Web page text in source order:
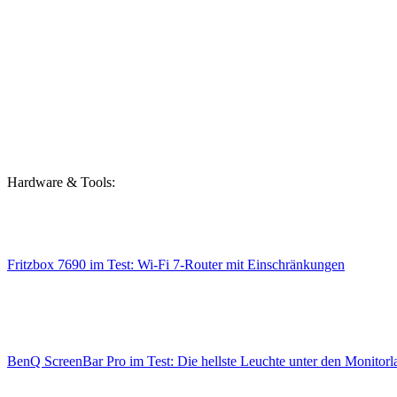
Hardware & Tools:
Fritzbox 7690 im Test: Wi-Fi 7-Router mit Einschränkungen
BenQ ScreenBar Pro im Test: Die hellste Leuchte unter den